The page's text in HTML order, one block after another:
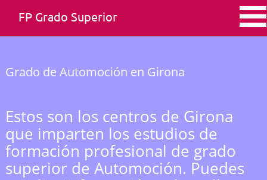
FP Grado Superior
Grado de Automoción en Girona
Estos son los centros de Girona
que imparten los estudios de
formación profesional de grado
superior de Automoción. Puedes